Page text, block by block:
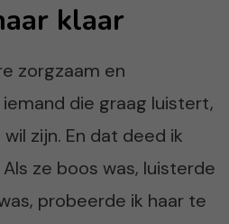
klaar
zorgzaam en
die graag luistert,
zijn. En dat deed ik
ze boos was, luisterde
probeerde ik haar te